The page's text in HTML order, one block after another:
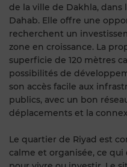
de la ville de Dakhla,
Dahab. Elle offre une
recherchent un
zone en croissance. La
superficie de 120 mètres
possibilités de
son accès facile aux
publics, avec un bon
déplacements et la
Le quartier de Riyad est
calme et organisée, ce